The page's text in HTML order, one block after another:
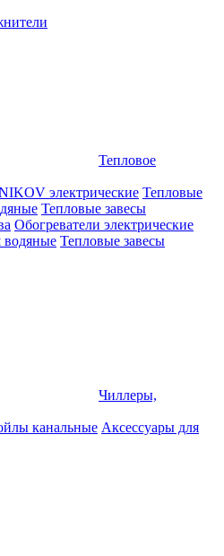
Тепловое
электрические Тепловые
Тепловые завесы
Обогреватели электрические
водяные Тепловые завесы
Чиллеры,
канальные Аксессуары для